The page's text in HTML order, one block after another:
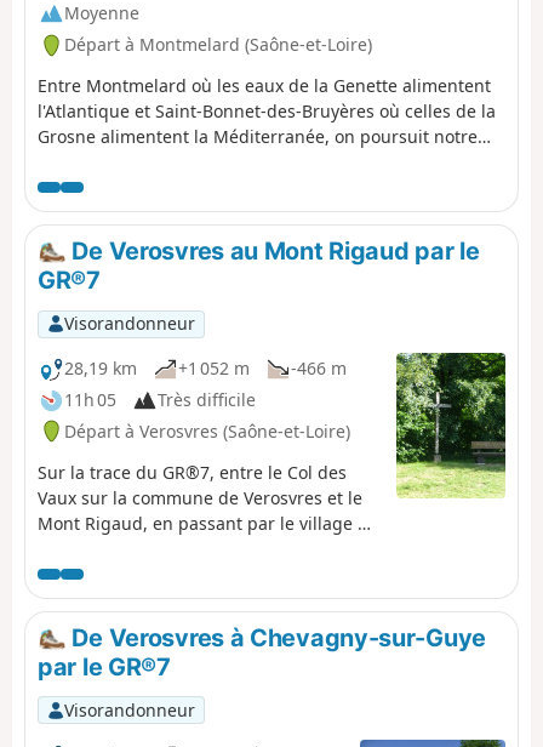
Moyenne
Départ à Montmelard (Saône-et-Loire)
Entre Montmelard où les eaux de la Genette alimentent
l'Atlantique et Saint-Bonnet-des-Bruyères où celles de la
Grosne alimentent la Méditerranée, on poursuit notre
deux zones naturelles d'intérêt écologique, faunistique
et floristique (ZNIEFF), puis après une incursion dans la
zone Natura 2000 du bocage, des forêts et des milieux
humides du bassin de la Grosne et du Clunisois, on
entre dans le Géoparc mondial UNESCO du Beaujolais.
De Verosvres au Mont Rigaud par le
GR®7
Visorandonneur
28,19 km
+1 052 m
-466 m
11h 05
Très difficile
Départ à Verosvres (Saône-et-Loire)
Sur la trace du GR®7, entre le Col des
Vaux sur la commune de Verosvres et le
Mont Rigaud, en passant par le village de
passages à l'ombre, en forêt, et de beaux
paysages. Le balisage est, quelquefois,
absent, donc se munir de la carte IGN,
mais il est préférable d'avoir un GPS.
De Verosvres à Chevagny-sur-Guye
par le GR®7
Visorandonneur